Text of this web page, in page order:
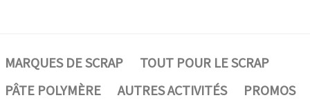
MARQUES DE SCRAP
TOUT POUR LE SCRAP
PÂTE POLYMÈRE
AUTRES ACTIVITÉS
PROMOS